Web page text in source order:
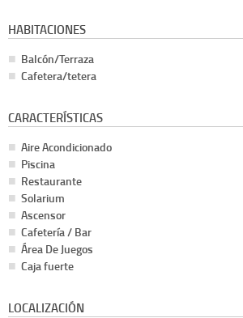
HABITACIONES
Balcón/Terraza
Cafetera/tetera
CARACTERÍSTICAS
Aire Acondicionado
Piscina
Restaurante
Solarium
Ascensor
Cafetería / Bar
Área De Juegos
Caja fuerte
LOCALIZACIÓN